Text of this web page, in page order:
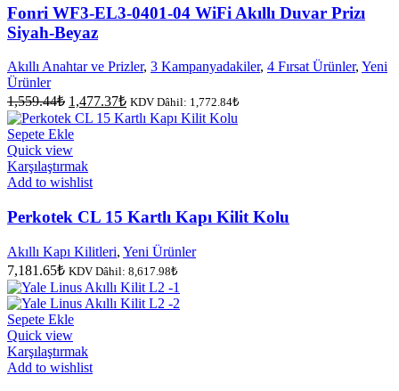
Fonri WF3-EL3-0401-04 WiFi Akıllı Duvar Prizı
Siyah-Beyaz
Akıllı Anahtar ve Prizler, 3 Kampanyadakiler, 4 Fırsat Ürünler, Yeni
Ürünler
1,559.44₺ Orijinal
fiyat:
1,559.44₺.
1,477.37₺Şu
andaki
fiyat:
KDV Dâhil: 1,772.84₺
Sepete Ekle
Quick view
Karşılaştırmak
Add to wishlist
Perkotek CL 15 Kartlı Kapı Kilit Kolu
Akıllı Kapı Kilitleri, Yeni Ürünler
7,181.65₺ KDV Dâhil: 8,617.98₺
Sepete Ekle
Quick view
Karşılaştırmak
Add to wishlist